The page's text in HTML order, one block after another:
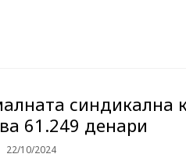
синдикална
61.249 денари
22/10/2024